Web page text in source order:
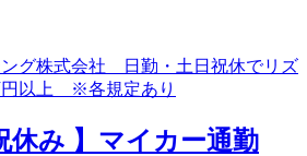
休み 】マイカー通勤